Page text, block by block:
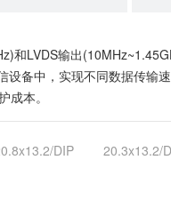
和LVDS输出
备中，实现不同数据传输速
本。
DIP
20.3x13.2/